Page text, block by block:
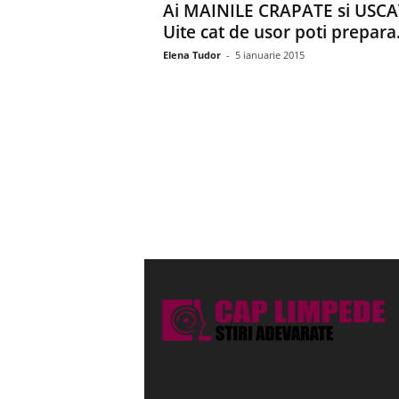
Ai MAINILE CRAPATE si
Uite cat de usor poti
Elena Tudor - 5 ianuarie 2015